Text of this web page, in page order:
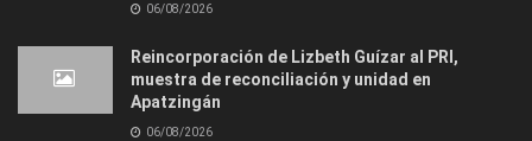
06/08/2026
Reincorporación de Lizbeth Guízar al PRI,
muestra de reconciliación y unidad en
Apatzingán
06/08/2026